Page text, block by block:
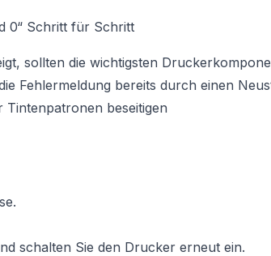
0“ Schritt für Schritt
sollten die wichtigsten
Fehlermeldung bereits durch einen
beseitigen
schalten Sie den Drucker erneut ein.